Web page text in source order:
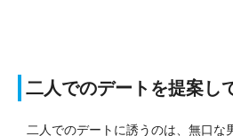
二人でのデートを提案し
二人でのデートに誘うのは、無口な